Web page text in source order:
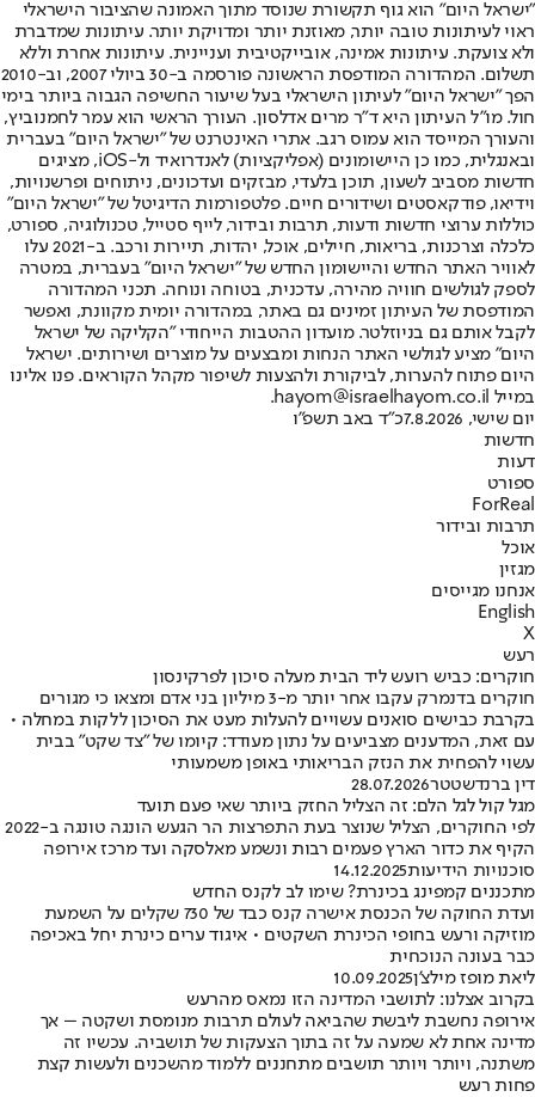
"ישראל היום" הוא גוף תקשורת שנוסד מתוך האמונה שהציבור הישראלי
ראוי לעיתונות טובה יותר, מאוזנת יותר ומדויקת יותר. עיתונות שמדברת
ולא צועקת. עיתונות אמינה, אובייקטיבית ועניינית. עיתונות אחרת וללא
תשלום. המהדורה המודפסת הראשונה פורסמה ב-30 ביולי 2007, וב-2010
הפך "ישראל היום" לעיתון הישראלי בעל שיעור החשיפה הגבוה ביותר בימי
חול. מו"ל העיתון היא ד"ר מרים אדלסון. העורך הראשי הוא עמר לחמנוביץ,
והעורך המייסד הוא עמוס רגב. אתרי האינטרנט של "ישראל היום" בעברית
ובאנגלית, כמו כן היישומונים (אפליקציות) לאנדרואיד ול-iOS, מציגים
חדשות מסביב לשעון, תוכן בלעדי, מבזקים ועדכונים, ניתוחים ופרשנויות,
וידיאו, פודקאסטים ושידורים חיים. פלטפורמות הדיגיטל של "ישראל היום"
כוללות ערוצי חדשות ודעות, תרבות ובידור, לייף סטייל, טכנולוגיה, ספורט,
כלכלה וצרכנות, בריאות, חיילים, אוכל, יהדות, תיירות ורכב. ב-2021 עלו
לאוויר האתר החדש והיישומון החדש של "ישראל היום" בעברית, במטרה
לספק לגולשים חוויה מהירה, עדכנית, בטוחה ונוחה. תכני המהדורה
המודפסת של העיתון זמינים גם באתר, במהדורה יומית מקוונת, ואפשר
לקבל אותם גם בניוזלטר. מועדון ההטבות הייחודי "הקליקה של ישראל
היום" מציע לגולשי האתר הנחות ומבצעים על מוצרים ושירותים. ישראל
היום פתוח להערות, לביקורת ולהצעות לשיפור מקהל הקוראים. פנו אלינו
במייל hayom@israelhayom.co.il.
יום שישי, 7.8.2026
כ"ד באב תשפ"ו
חדשות
דעות
ספורט
ForReal
תרבות ובידור
אוכל
מגזין
אנחנו מגייסים
English
X
רעש
חוקרים: כביש רועש ליד הבית מעלה סיכון לפרקינסון
חוקרים בדנמרק עקבו אחר יותר מ-3 מיליון בני אדם ומצאו כי מגורים
בקרבת כבישים סואנים עשויים להעלות מעט את הסיכון ללקות במחלה •
עם זאת, המדענים מצביעים על נתון מעודד: קיומו של "צד שקט" בבית
עשוי להפחית את הנזק הבריאותי באופן משמעותי
דין ברנדשטטר28.07.2026
מגל קול לגל הלם: זה הצליל החזק ביותר שאי פעם תועד
לפי החוקרים, הצליל שנוצר בעת התפרצות הר הגעש הונגה טונגה ב-2022
הקיף את כדור הארץ פעמים רבות ונשמע מאלסקה ועד מרכז אירופה
סוכנויות הידיעות14.12.2025
מתכננים קמפינג בכינרת? שימו לב לקנס החדש
ועדת החוקה של הכנסת אישרה קנס כבד של 730 שקלים על השמעת
מוזיקה ורעש בחופי הכינרת השקטים • איגוד ערים כינרת יחל באכיפה
כבר בעונה הנוכחית
ליאת מופז מילצ'ן10.09.2025
בקרוב אצלנו: לתושבי המדינה הזו נמאס מהרעש
אירופה נחשבת ליבשת שהביאה לעולם תרבות מנומסת ושקטה – אך
מדינה אחת לא שמעה על זה בתוך הצעקות של תושביה. עכשיו זה
משתנה, ויותר ויותר תושבים מתחננים ללמוד מהשכנים ולעשות קצת
פחות רעש